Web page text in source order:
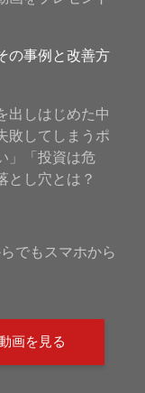
の事例と改善方
出しはじめた中
敗してしまうポ
」「投資は危
とし穴とは？
でもスマホから
画を見る